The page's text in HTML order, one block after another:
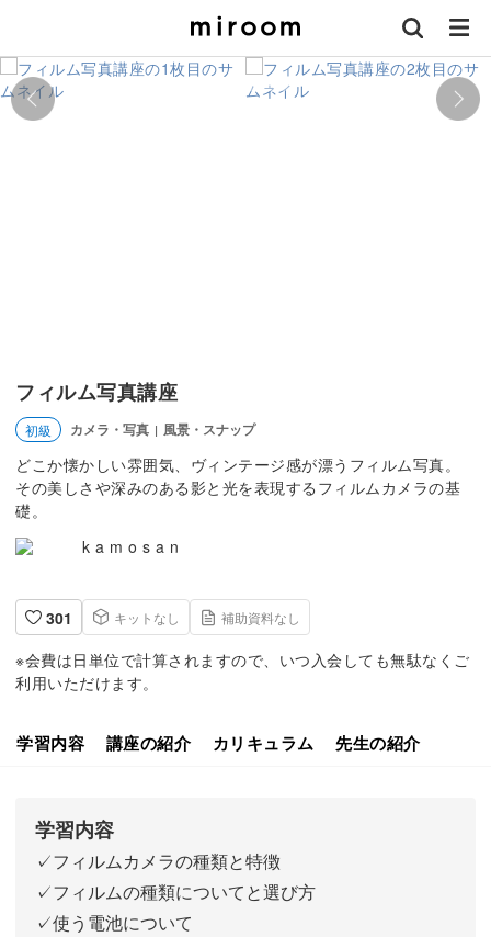
フィルム写真講座
初級 カメラ・写真 | 風景・スナップ
どこか懐かしい雰囲気、ヴィンテージ感が漂うフィルム写真。
その美しさや深みのある影と光を表現するフィルムカメラの基
礎。
k a m o s a n
301 キットなし 補助資料なし
※会費は日単位で計算されますので、いつ入会しても無駄なくご
利用いただけます。
学習内容 講座の紹介 カリキュラム 先生の紹介
学習内容
✓フィルムカメラの種類と特徴
✓フィルムの種類についてと選び方
✓使う電池について